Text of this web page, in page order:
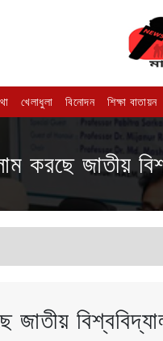
খেলাধুলা বিনোদন শিক্ষা বাতায়ন
করছে জাতীয়
জাতীয়